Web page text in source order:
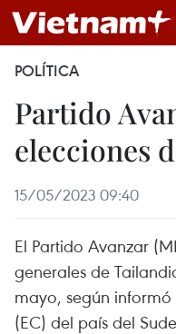
POLÍTICA
Partido
elecciones
15/05/2023 09:40
El Partido Avanzar
generales de
mayo, según
(EC) del país del